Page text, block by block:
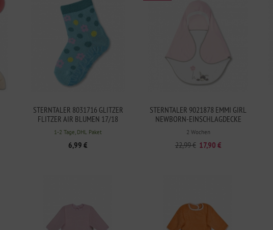
STERNTALER 8031716 GLITZER
FLITZER AIR BLUMEN 17/18
AQUAMARIN
1-2 Tage, DHL Paket
6,99 €
STERNTALER 9021878 EMMI GIRL
NEWBORN-EINSCHLAGDECKE
2 Wochen
22,99 € 17,90 €